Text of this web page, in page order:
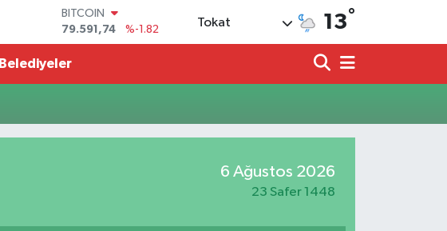
BITCOIN
79.591,74
%-1.82
DOLAR
45,43620
61,60380
%0.18
Tokat 13°
Belediyeler
6 Ağustos 2026
23 Safer 1448